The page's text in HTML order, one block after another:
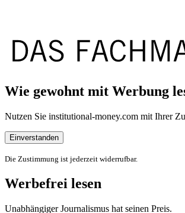
Wie gewohnt mit Werbung
Nutzen Sie institutional-money.com mit Ihrer
Einverstanden
Die Zustimmung ist jederzeit widerrufbar.
Werbefrei lesen
Unabhängiger Journalismus hat seinen Preis.